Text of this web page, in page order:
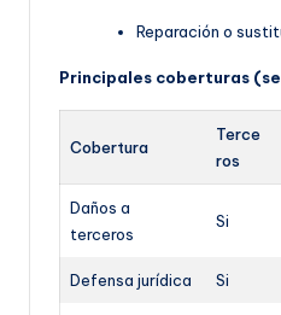
Reparación o
Principales coberturas
Cobertura
Terce
ros
Daños a
terceros
Si
Defensa jurídica Si